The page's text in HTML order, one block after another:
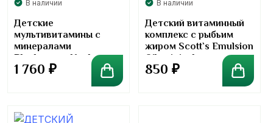
В наличии
Детские
мультивитамины с
минералами
Blackmores Koala
Multivitamin+mineral 30
1 760 ₽
В наличии
Детский витаминный
комплекс с рыбьим
жиром Scott`s Emulsion
Oil-original
850 ₽